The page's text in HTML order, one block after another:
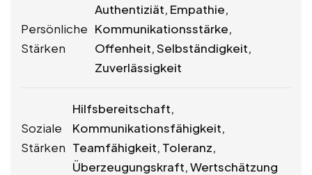
Persönliche
Stärken
Authentiziät, Empathie,
Kommunikationsstärke,
Offenheit, Selbständigkeit,
Zuverlässigkeit
Soziale
Stärken
Hilfsbereitschaft,
Kommunikationsfähigkeit,
Teamfähigkeit, Toleranz,
Überzeugungskraft, Wertschätzung